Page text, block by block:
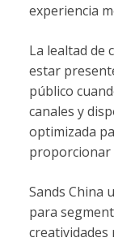
experiencia
La lealtad de
estar
público
canales y
optimizada
proporcionar
Sands China
para
creatividades